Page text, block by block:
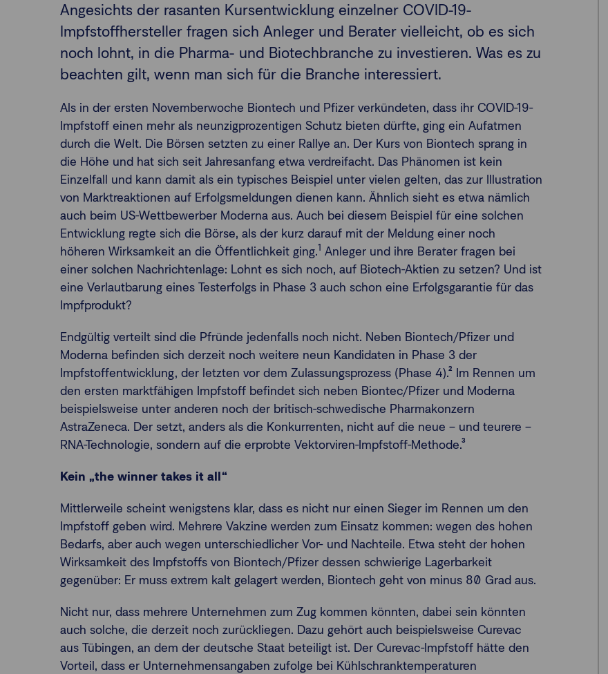
Angesichts der rasanten Kursentwicklung einzelner COVID-19-
Impfstoffhersteller fragen sich Anleger und Berater vielleicht, ob es sich
noch lohnt, in die Pharma- und Biotechbranche zu investieren. Was es zu
beachten gilt, wenn man sich für die Branche interessiert.
Als in der ersten Novemberwoche Biontech und Pfizer verkündeten, dass ihr COVID-19-
Impfstoff einen mehr als neunzigprozentigen Schutz bieten dürfte, ging ein Aufatmen
durch die Welt. Die Börsen setzten zu einer Rallye an. Der Kurs von Biontech sprang in
die Höhe und hat sich seit Jahresanfang etwa verdreifacht. Das Phänomen ist kein
Einzelfall und kann damit als ein typisches Beispiel unter vielen gelten, das zur Illustration
von Marktreaktionen auf Erfolgsmeldungen dienen kann. Ähnlich sieht es etwa nämlich
auch beim US-Wettbewerber Moderna aus. Auch bei diesem Beispiel für eine solchen
Entwicklung regte sich die Börse, als der kurz darauf mit der Meldung einer noch
höheren Wirksamkeit an die Öffentlichkeit ging.1 Anleger und ihre Berater fragen bei
einer solchen Nachrichtenlage: Lohnt es sich noch, auf Biotech-Aktien zu setzen? Und ist
eine Verlautbarung eines Testerfolgs in Phase 3 auch schon eine Erfolgsgarantie für das
Impfprodukt?
Endgültig verteilt sind die Pfründe jedenfalls noch nicht. Neben Biontech/Pfizer und
Moderna befinden sich derzeit noch weitere neun Kandidaten in Phase 3 der
Impfstoffentwicklung, der letzten vor dem Zulassungsprozess (Phase 4).² Im Rennen um
den ersten marktfähigen Impfstoff befindet sich neben Biontec/Pfizer und Moderna
beispielsweise unter anderen noch der britisch-schwedische Pharmakonzern
AstraZeneca. Der setzt, anders als die Konkurrenten, nicht auf die neue – und teurere –
RNA-Technologie, sondern auf die erprobte Vektorviren-Impfstoff-Methode.³
Kein „the winner takes it all“
Mittlerweile scheint wenigstens klar, dass es nicht nur einen Sieger im Rennen um den
Impfstoff geben wird. Mehrere Vakzine werden zum Einsatz kommen: wegen des hohen
Bedarfs, aber auch wegen unterschiedlicher Vor- und Nachteile. Etwa steht der hohen
Wirksamkeit des Impfstoffs von Biontech/Pfizer dessen schwierige Lagerbarkeit
gegenüber: Er muss extrem kalt gelagert werden, Biontech geht von minus 80 Grad aus.
Nicht nur, dass mehrere Unternehmen zum Zug kommen könnten, dabei sein könnten
auch solche, die derzeit noch zurückliegen. Dazu gehört auch beispielsweise Curevac
aus Tübingen, an dem der deutsche Staat beteiligt ist. Der Curevac-Impfstoff hätte den
Vorteil, dass er Unternehmensangaben zufolge bei Kühlschranktemperaturen